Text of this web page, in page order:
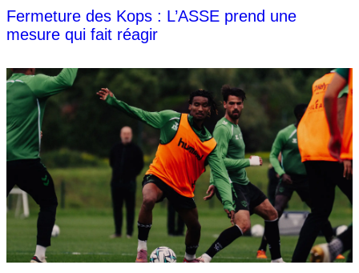
Fermeture des Kops : L’ASSE prend une
mesure qui fait réagir